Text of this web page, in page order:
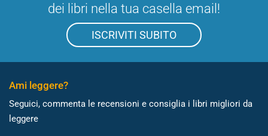
dei libri nella tua casella email!
ISCRIVITI SUBITO
Ami leggere?
Seguici, commenta le recensioni e consiglia i libri migliori da
leggere